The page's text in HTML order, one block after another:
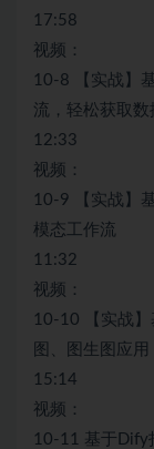
17:58
视频：
10-8 【实战】
流，轻松获取数
12:33
视频：
10-9 【实战】
模态工作流
11:32
视频：
10-10 【实战】
图、图生图应用
15:14
视频：
10-11 基于Dify